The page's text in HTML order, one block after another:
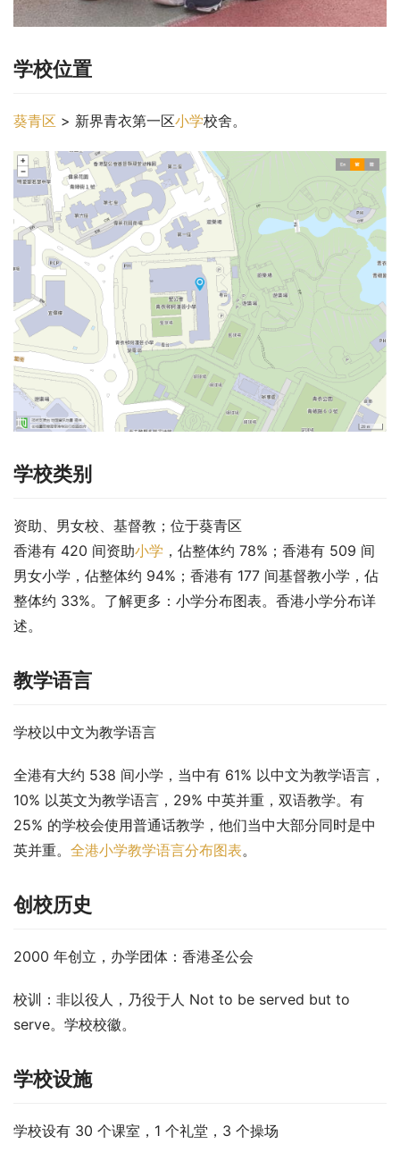
学校位置
葵青区 > 新界青衣第一区小学校舍。
学校类别
资助、男女校、基督教；位于葵青区
香港有 420 间资助小学 ，佔整体约 78%；香港有 509 间
男女小学，佔整体约 94%；香港有 177 间基督教小学，佔
整体约 33%。了解更多：小学分布图表。香港小学分布详
述。
教学语言
学校以中文为教学语言
全港有大约 538 间小学，当中有 61% 以中文为教学语言，
10% 以英文为教学语言，29% 中英并重，双语教学。有
25% 的学校会使用普通话教学，他们当中大部分同时是中
英并重。 全港小学教学语言分布图表。
创校历史
2000 年创立，办学团体：香港圣公会
校训：非以役人，乃役于人 Not to be served but to
serve。学校校徽。
学校设施
学校设有 30 个课室，1 个礼堂，3 个操场